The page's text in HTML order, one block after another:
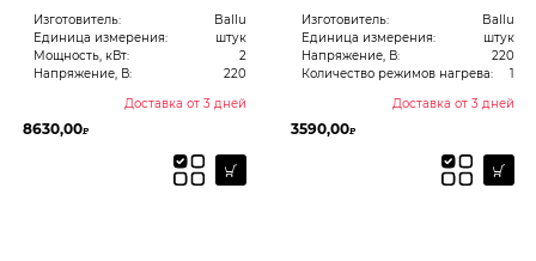
Изготовитель:
Ballu
Единица измерения:
штук
Мощность, кВт:
2
Напряжение, В:
220
Доставка от 3 дней
8630,00₽
Изготовитель:
Ballu
Единица измерения:
штук
Напряжение, В:
220
Количество режимов нагрева:
1
Доставка от 3 дней
3590,00₽